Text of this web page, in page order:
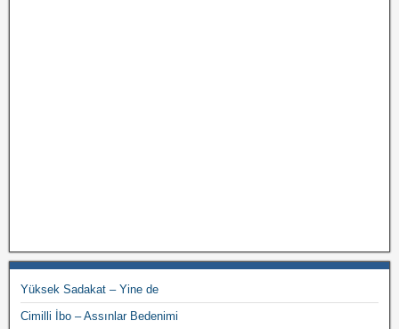
Yüksek Sadakat – Yine de
Cimilli İbo – Assınlar Bedenimi